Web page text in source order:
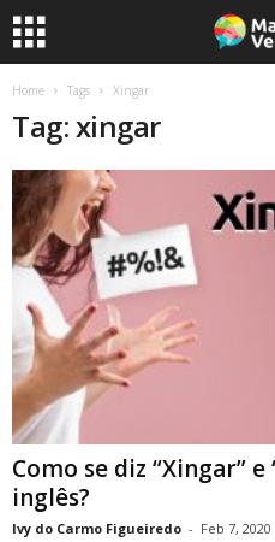
Home Tags Xingar
Tag: xingar
Como se diz “Xingar”
inglês?
Ivy do Carmo Figueiredo - Feb 7, 2020